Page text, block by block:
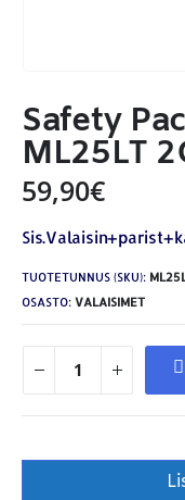
Safety
ML25LT
59,90€
TUOTETUNNUS (SKU):
OSASTO: VALAISIMET